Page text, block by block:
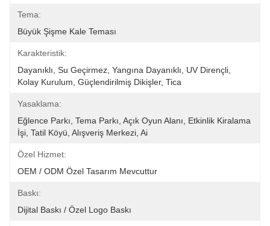
Tema:
Büyük Şişme Kale Teması
Karakteristik:
Dayanıklı, Su Geçirmez, Yangına Dayanıklı, UV Dirençli,
Kolay Kurulum, Güçlendirilmiş Dikişler, Tica
Yasaklama:
Eğlence Parkı, Tema Parkı, Açık Oyun Alanı, Etkinlik Kiralama
İşi, Tatil Köyü, Alışveriş Merkezi, Ai
Özel Hizmet:
OEM / ODM Özel Tasarım Mevcuttur
Baskı:
Dijital Baskı / Özel Logo Baskı